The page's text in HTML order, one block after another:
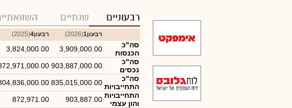
רבעוניים שנתיים
רבעון1 (2026) רבעון4 (2025)
סה"כ
הכנסות
3,909,000.00
3,824,000.00
סה"כ
נכסים
903,887,000.00
סה"כ
התחייבויות 835,015,000.00
התחייבויות
והון עצמי
903,887.00
872,971.00